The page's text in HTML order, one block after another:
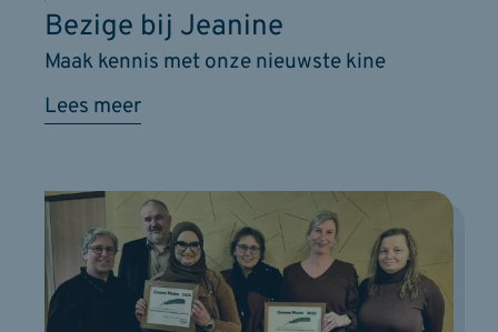
Lees meer
Maak kennis met onze nieuwste kine
Bezige bij Jeanine